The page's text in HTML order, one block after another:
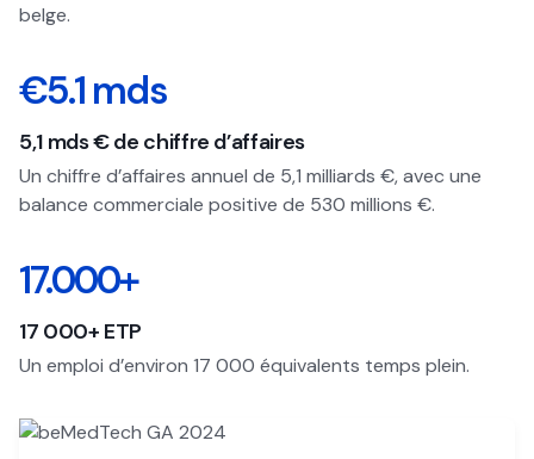
belge.
€5.1 mds
5,1 mds € de chiffre d’affaires
Un chiffre d’affaires annuel de 5,1 milliards €, avec une
balance commerciale positive de 530 millions €.
17.000+
17 000+ ETP
Un emploi d’environ 17 000 équivalents temps plein.